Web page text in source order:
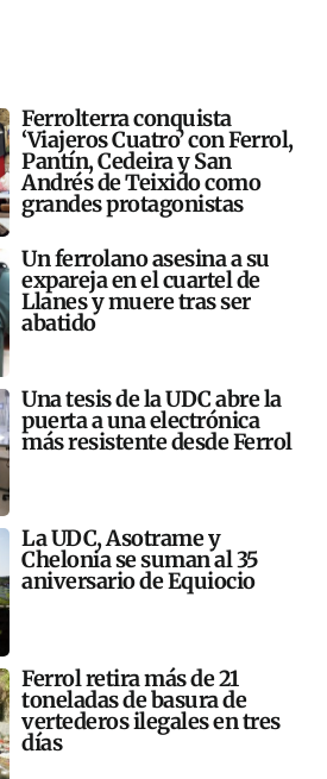
Ferrolterra conquista
‘Viajeros Cuatro’ con Ferrol,
Pantín, Cedeira y San
Andrés de Teixido como
grandes protagonistas
Un ferrolano asesina a su
expareja en el cuartel de
Llanes y muere tras ser
abatido
Una tesis de la UDC abre la
puerta a una electrónica
más resistente desde Ferrol
La UDC, Asotrame y
Chelonia se suman al 35
aniversario de Equiocio
Ferrol retira más de 21
toneladas de basura de
vertederos ilegales en tres
días